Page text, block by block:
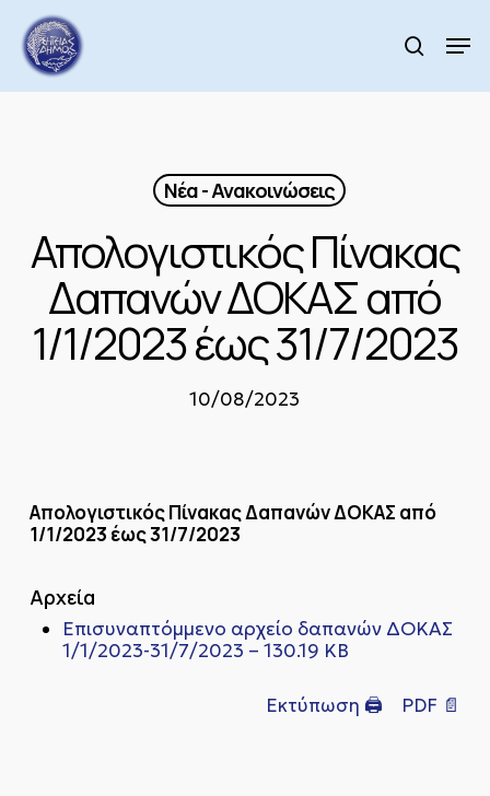
main
content
search
Νέα - Ανακοινώσεις
Απολογιστικός Πίνακας
Δαπανών ΔOKAΣ από
1/1/2023 έως 31/7/2023
10/08/2023
Απολογιστικός Πίνακας Δαπανών ΔOKAΣ από
1/1/2023 έως 31/7/2023
Αρχεία
Επισυναπτόμμενο αρχείο δαπανών ΔΟΚΑΣ
1/1/2023-31/7/2023 – 130.19 KB
Εκτύπωση 🖨 PDF 📄
Menu